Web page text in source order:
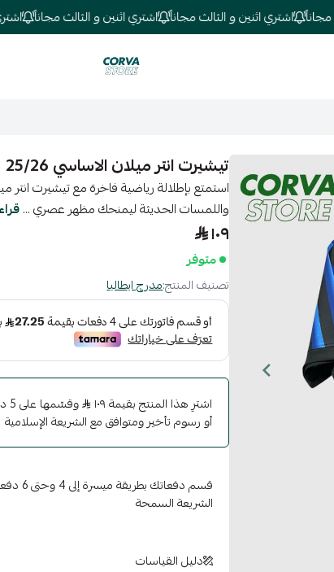
اشتري اثنين و الثالث مجاناً اشتري اثنين و الثالث مجاناً اشتري
كورفا ستور
تيشيرت انتر ميلان الاساسي 25/26
واللمسات الحديثة ليمنحك مظهر عصري ...
١٠٩
متوفر
تصنيف المنتج:مدرج ايطاليا
اشترِ هذا المنتج بقيمة ١٠٩
أو رسوم تأخير ومتوافق مع الشريعة الإسلامية
قسم
الشريعة السمحة
دليل القياسات